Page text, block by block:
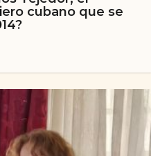
cubano que se